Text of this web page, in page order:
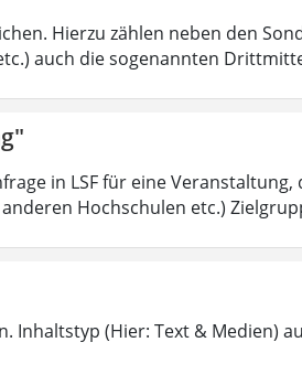
Hierzu zählen neben den
auch die sogenannten
in LSF für eine
Hochschulen etc.)
Inhaltstyp (Hier: Text & Medien)